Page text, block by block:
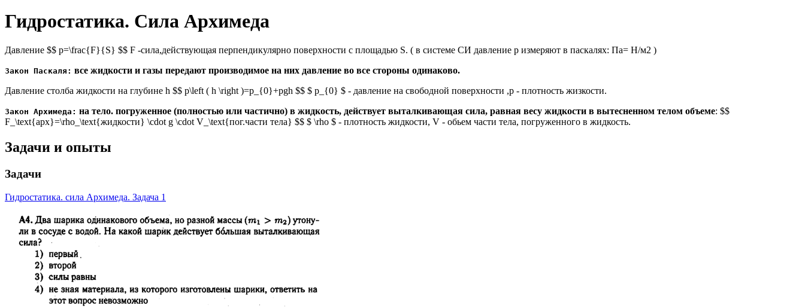
Гидростатика. Сила Архимеда
Давление $$ p=\frac{F}{S} $$ F -сила,действующая перпендикулярно поверхности с площадью S. ( в системе СИ давление p измеряют в паскалях: Па= Н/м2 )
Закон Паскаля: все жидкости и газы передают производимое на них давление во все стороны одинаково.
Давление столба жидкости на глубине h $$ p\left ( h \right )=p_{0}+pgh $$ $ p_{0} $ - давление на свободной поверхности ,p - плотность жизкости.
Закон Архимеда: на тело. погруженное (полностью или частично) в жидкость, действует выталкивающая сила, равная весу жидкости в вытесненном телом объеме: $$
F_\text{apx}=\rho_\text{жидкости} \cdot g \cdot V_\text{пог.части тела} $$ $ \rho $ - плотность жидкости, V - обьем части тела, погруженного в жидкость.
Задачи и опыты
Задачи
Гидростатика. сила Архимеда. Задача 1